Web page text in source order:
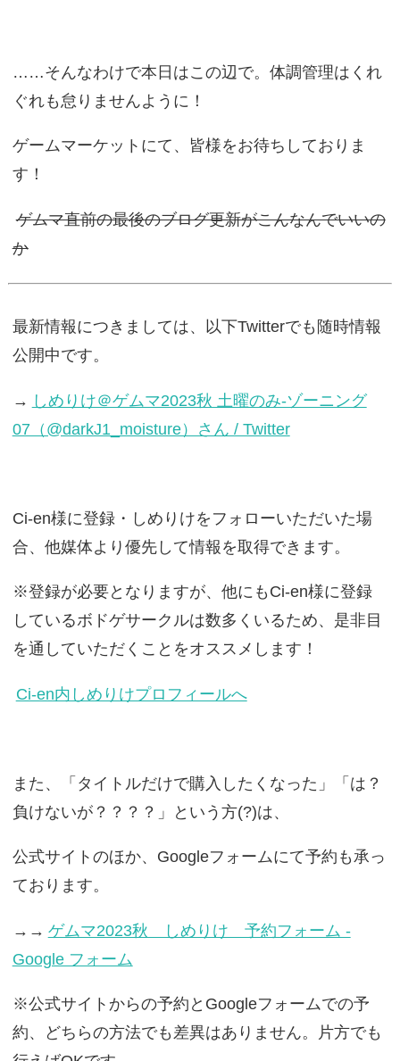
……そんなわけで本日はこの辺で。体調管理はくれ
ぐれも怠りませんように！
ゲームマーケットにて、皆様をお待ちしておりま
す！
ゲムマ直前の最後のブログ更新がこんなんでいいの
か
最新情報につきましては、以下Twitterでも随時情報
公開中です。
→ しめりけ＠ゲムマ2023秋 土曜のみ-ゾーニング
07（@darkJ1_moisture）さん / Twitter
Ci-en様に登録・しめりけをフォローいただいた場
合、他媒体より優先して情報を取得できます。
※登録が必要となりますが、他にもCi-en様に登録
しているボドゲサークルは数多くいるため、是非目
を通していただくことをオススメします！
Ci-en内しめりけプロフィールへ
また、「タイトルだけで購入したくなった」「は？
負けないが？？？？」という方(?)は、
公式サイトのほか、Googleフォームにて予約も承っ
ております。
→→ ゲムマ2023秋 しめりけ 予約フォーム -
Google フォーム
※公式サイトからの予約とGoogleフォームでの予
約、どちらの方法でも差異はありません。片方でも